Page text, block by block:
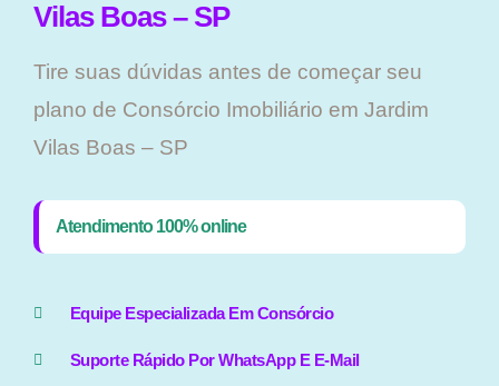
Vilas Boas – SP
Tire suas dúvidas antes de começar seu
plano ​de Consórcio Imobiliário em Jardim
Vilas Boas – SP
Atendimento 100% online
Equipe Especializada Em Consórcio
Suporte Rápido Por WhatsApp E E-Mail